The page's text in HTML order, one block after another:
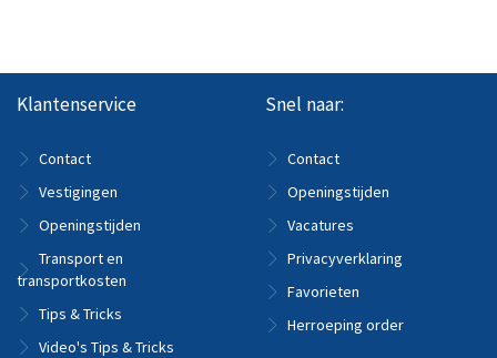
Klantenservice
Contact
Vestigingen
Openingstijden
Transport en
transportkosten
Tips & Tricks
Video's Tips & Tricks
Snel naar:
Contact
Openingstijden
Vacatures
Privacyverklaring
Favorieten
Herroeping order